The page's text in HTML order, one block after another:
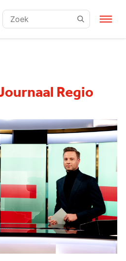
Zoeken:
Regio